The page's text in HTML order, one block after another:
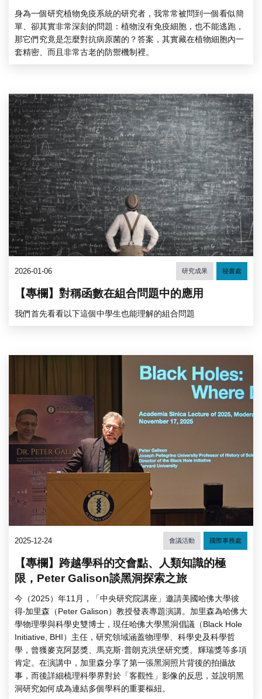
身為一個研究植物免疫系統的研究者，我常常被問到一個看似簡
單、卻其實非常深刻的問題：植物沒有免疫細胞，也不能逃跑，
那它們究竟是怎麼對抗病原菌的？答案，其實藏在植物細胞內一
套精密、而且非常古老的防禦機制裡。
2026-01-06 研究成果 秘書處
【專欄】對稱函數在組合問題中的應用
我們首先看看以下這個中學生也能理解的組合問題
2025-12-24 會議活動 國際事務處
【專欄】跨越學科的交會點、人類知識的極
限，Peter Galison談黑洞探索之旅
今（2025）年11月，「中央研究院講座」邀請美國哈佛大學彼
得‧加里森（Peter Galison）教授發表專題演講。加里森為哈佛大
學物理學與科學史雙博士，現任哈佛大學黑洞倡議（Black Hole
Initiative, BHI）主任，研究領域涵蓋物理學、科學史及科學哲
學，曾獲麥克阿瑟獎、馬克斯·普朗克洪堡研究獎、輝瑞獎等多項
肯定。在演講中，加里森分享了第一張黑洞照片背後的拍攝故
事，而後詳細梳理科學界對於「客觀性」影像的反思，並說明黑
洞研究如何成為連結多個學科的重要樞紐。